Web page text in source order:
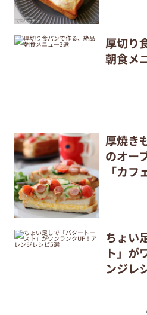
厚切り
朝食メ
厚焼き
のオー
「カフ
ちょい
ト」が
ンジレ